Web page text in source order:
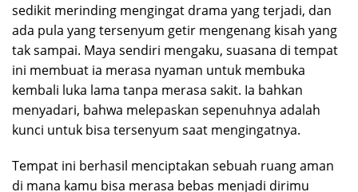
sedikit merinding mengingat drama yang terjadi, dan
ada pula yang tersenyum getir mengenang kisah yang
tak sampai. Maya sendiri mengaku, suasana di tempat
ini membuat ia merasa nyaman untuk membuka
kembali luka lama tanpa merasa sakit. Ia bahkan
menyadari, bahwa melepaskan sepenuhnya adalah
kunci untuk bisa tersenyum saat mengingatnya.
Tempat ini berhasil menciptakan sebuah ruang aman
di mana kamu bisa merasa bebas menjadi dirimu